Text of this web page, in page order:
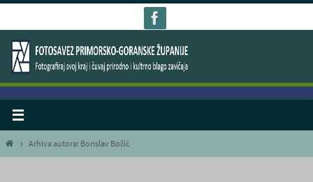
do
sadržaja
HomeArhiva autora: Borislav Božić